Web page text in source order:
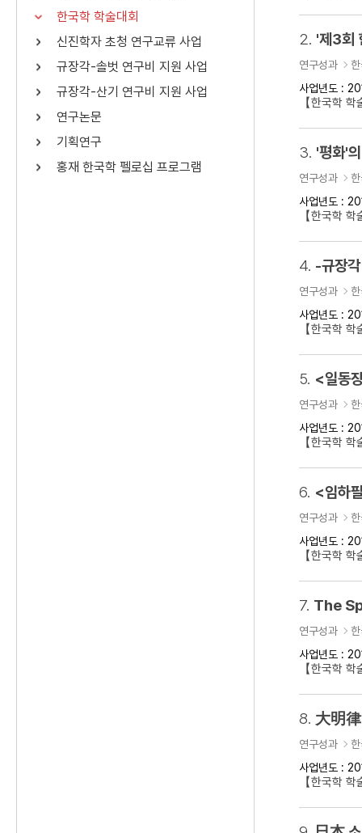
AND
OR 정조 OR 정약용 “정조” 또는 “
료를 검색
한국학 학술대회
신진학자 초청 연구교류 사업
규장각-솔벗 연구비 지원 사업
규장각-산기 연구비 지원 사업
연구논문
기획연구
홍재 한국학 펠로십 프로그램
2. '제3회
연구성과
사업년도 :
【한국학
3. '평화'
연구성과
사업년도 :
【한국학
4. -규장
연구성과
사업년도 :
【한국학
5. <일동
연구성과
사업년도 :
【한국학
6. <임하
연구성과
사업년도 :
【한국학
7. The
연구성과
사업년도 :
【한국학
8. 大明律
연구성과
사업년도 :
【한국학